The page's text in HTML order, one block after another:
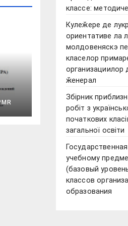
классе:
Кулеӂере де
ориентативе ла
молдовеняскэ
класелор
ӂенерал
Збірник
робіт з
початкових
загальної освіти
учебному
(базовый
классов
образования